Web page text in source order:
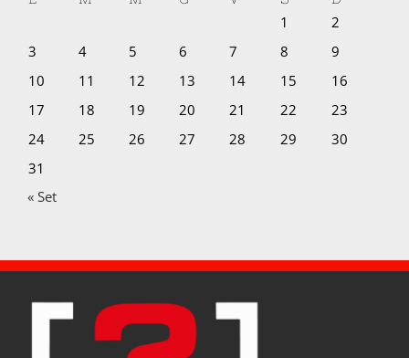
1
2
3
4 5 6 7 8
9
10
11 12 13 14 15
16
17
18 19 20 21 22
23
24
25 26 27 28 29
30
31
« Set